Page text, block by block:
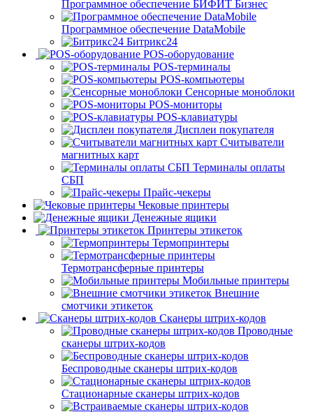
Программное обеспечение БИФИТ Бизнес
Программное обеспечение DataMobile
Битрикс24
POS-оборудование
POS-терминалы
POS-компьютеры
Сенсорные моноблоки
POS-мониторы
POS-клавиатуры
Дисплеи покупателя
Считыватели
магнитных карт
Терминалы оплаты
СБП
Прайс-чекеры
Чековые принтеры
Денежные ящики
Принтеры этикеток
Термопринтеры
Термотрансферные принтеры
Мобильные принтеры
Внешние
смотчики этикеток
Сканеры штрих-кодов
Проводные
сканеры штрих-кодов
Беспроводные сканеры штрих-кодов
Стационарные сканеры штрих-кодов